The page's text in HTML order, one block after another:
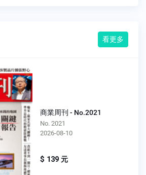
看更多
商業周刊 - No.2021
No. 2021
2026-08-10
$ 139 元